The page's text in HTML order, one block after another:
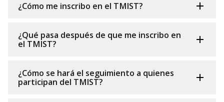
¿Cómo me inscribo en el TMIST?
¿Qué pasa después de que me inscribo en
el TMIST?
¿Cómo se hará el seguimiento a quienes
participan del TMIST?